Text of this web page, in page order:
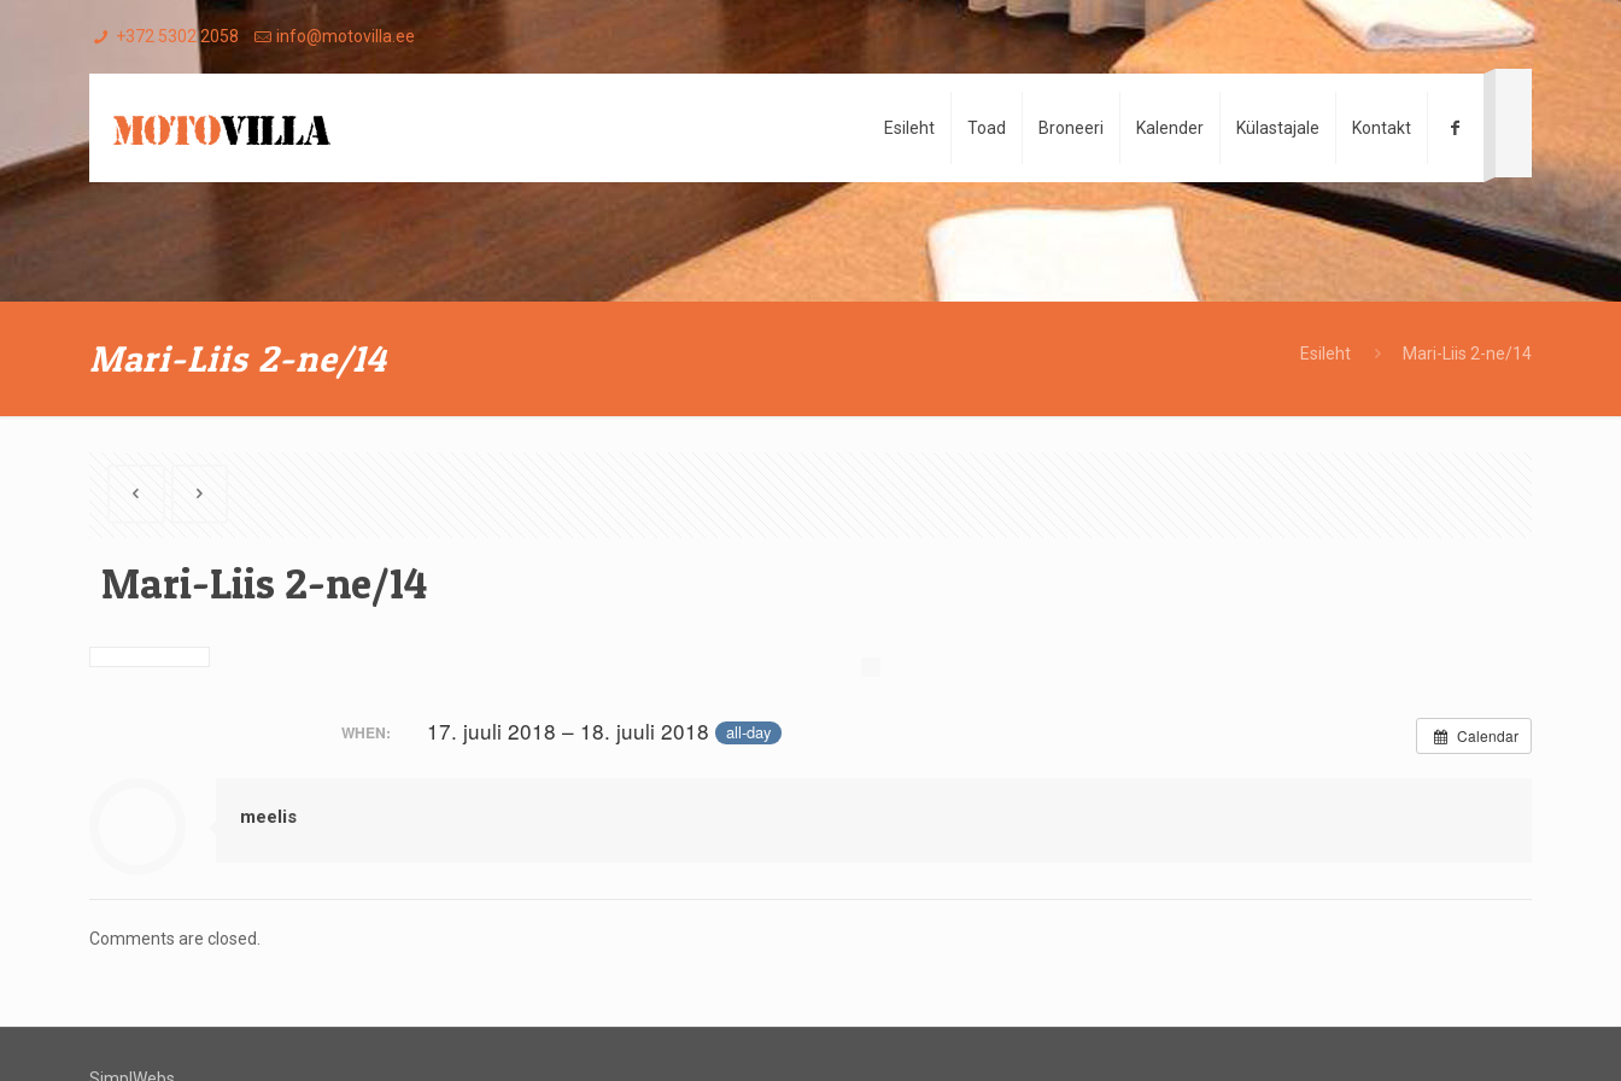
+372 5302 2058 info@motovilla.ee
Esileht Toad Broneeri Kalender Külastajale Kontakt
Mari-Liis 2-ne/14 Esileht Mari-Liis 2-ne/14
Mari-Liis 2-ne/14
Calendar
WHEN: 17. juuli 2018 – 18. juuli 2018 all-day
meelis
Comments are closed.